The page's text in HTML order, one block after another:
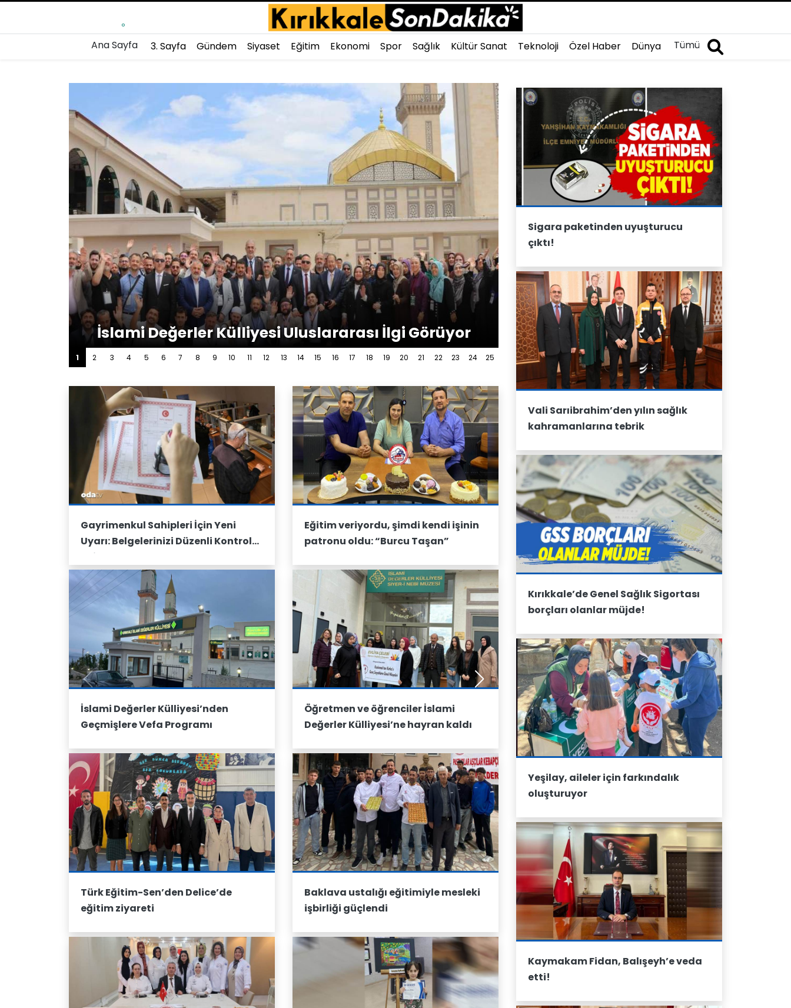
°
Ana Sayfa 3. Sayfa Gündem Siyaset Eğitim Ekonomi Spor Sağlık Kültür Sanat Teknoloji Özel Haber Dünya Tümü
İslami Değerler Külliyesi Uluslararası İlgi Görüyor Kırıkkale Seyahat firması
1 2 3 4 5 6 7 8 9 10 11 12 13 14 15 16 17 18 19 20 21 22 23 24 25
Gayrimenkul Sahipleri İçin Yeni
Uyarı: Belgelerinizi Düzenli Kontrol
Edin
Eğitim veriyordu, şimdi kendi işinin
patronu oldu: “Burcu Taşan”
İslami Değerler Külliyesi’nden
Geçmişlere Vefa Programı
Öğretmen ve öğrenciler İslami
Değerler Külliyesi’ne hayran kaldı
Türk Eğitim-Sen’den Delice’de
eğitim ziyareti
Baklava ustalığı eğitimiyle mesleki
işbirliği güçlendi
Sigara paketinden uyuşturucu
çıktı!
Vali Sarıibrahim’den yılın sağlık
kahramanlarına tebrik
Kırıkkale’de Genel Sağlık Sigortası
borçları olanlar müjde!
Yeşilay, aileler için farkındalık
oluşturuyor
Kaymakam Fidan, Balışeyh’e veda
etti!